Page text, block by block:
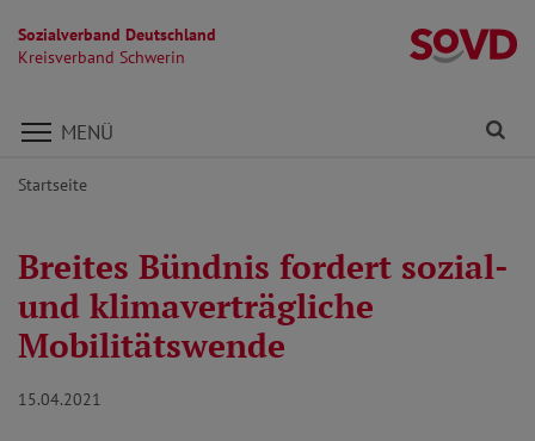
Sozialverband Deutschland
Kreisverband Schwerin
Direkt zu den Inhalten springen
MENÜ
Startseite
Breites Bündnis fordert sozial-
und klimaverträgliche
Mobilitätswende
15.04.2021